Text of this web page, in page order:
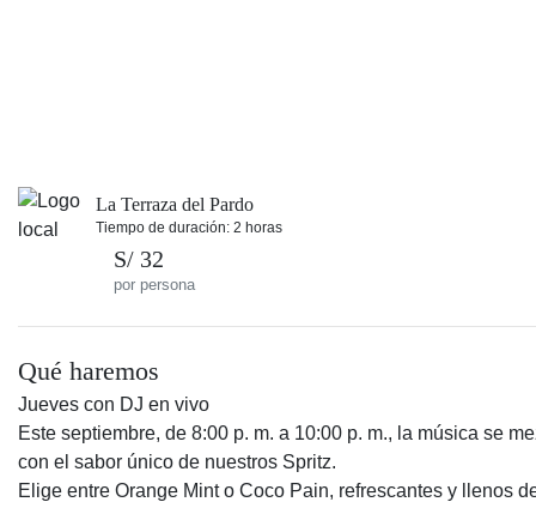
La Terraza del Pardo
Tiempo de duración: 2 horas
S/ 32
por persona
Qué haremos
Jueves con DJ en vivo
Este septiembre, de 8:00 p. m. a 10:00 p. m., la música se
con el sabor único de nuestros Spritz.
Elige entre Orange Mint o Coco Pain, refrescantes y llenos